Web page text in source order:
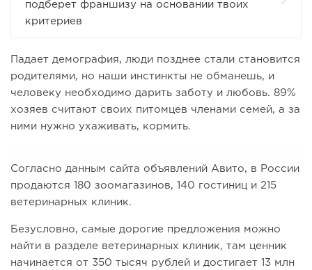
подберет франшизу на основании твоих
критериев
Падает демография, люди позднее стали становится
родителями, но наши инстинкты не обманешь, и
человеку необходимо дарить заботу и любовь. 89%
хозяев считают своих питомцев членами семей, а за
ними нужно ухаживать, кормить.
Согласно данным сайта объявлений Авито, в России
продаются 180 зоомагазинов, 140 гостиниц и 215
ветеринарных клиник.
Безусловно, самые дорогие предложения можно
найти в разделе ветеринарных клиник, там ценник
начинается от 350 тысяч рублей и достигает 13 млн